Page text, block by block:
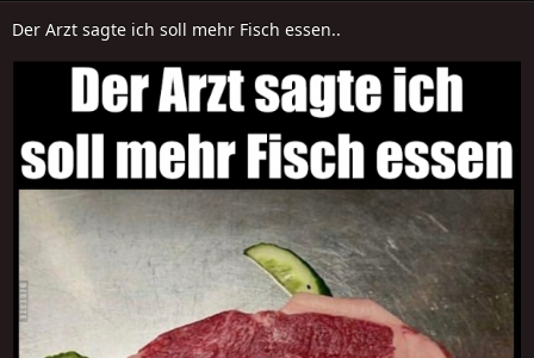
Der Arzt sagte ich soll mehr Fisch essen..